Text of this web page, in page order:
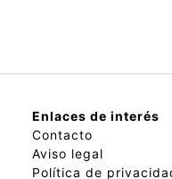
Enlaces de interés
Contacto
Aviso legal
Política de